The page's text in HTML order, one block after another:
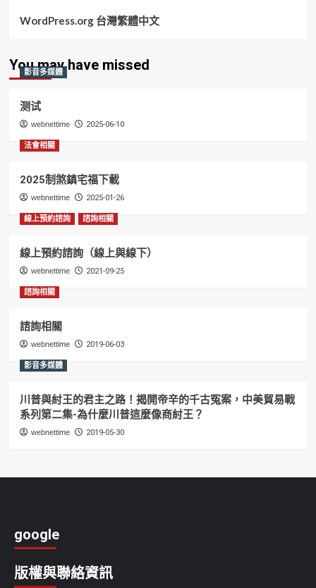
WordPress.org 台灣繁體中文
You may have missed
影音多媒體
测试
webnettime 2025-06-10
法會相關
2025制煞鎮宅福下載
webnettime 2025-01-26
線上預約諮詢 諮詢相關
線上預約諮詢（線上與線下）
webnettime 2021-09-25
諮詢相關
諮詢相關
webnettime 2019-06-03
影音多媒體
川普與紂王的君主之路！揭開帝辛的千古冤案，中美貿易戰
系列第二集-為什麼川普這麼像商紂王？
webnettime 2019-05-30
google
版權與聯絡資訊